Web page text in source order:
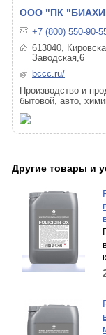
ООО "ПК
+7 (800) 550-90-
613040,
Заводская,6
bccc.ru/
Производство и
бытовой, авто,
Другие товары и